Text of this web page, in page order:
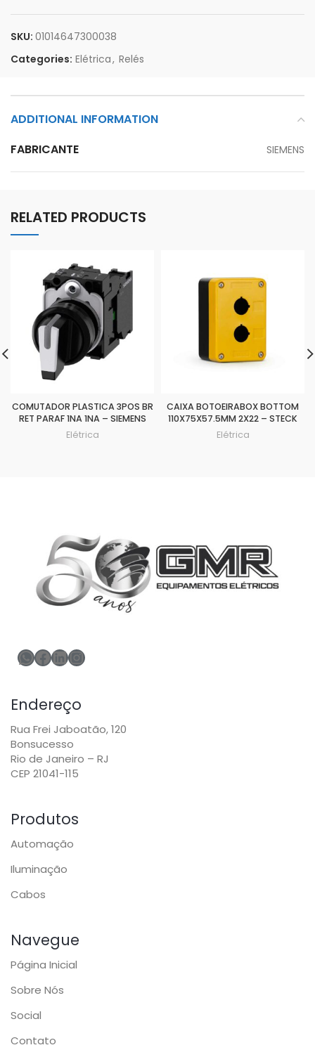
SKU: 01014647300038
Categories: Elétrica, Relés
ADDITIONAL INFORMATION
FABRICANTE
SIEMENS
RELATED PRODUCTS
COMUTADOR PLASTICA 3POS BR
RET PARAF 1NA 1NA – SIEMENS
Elétrica
CAIXA BOTOEIRABOX BOTTOM
110X75X57.5MM 2X22 – STECK
Elétrica
Endereço
Rua Frei Jaboatão, 120
Bonsucesso
Rio de Janeiro – RJ
CEP 21041-115
Produtos
Automação
Iluminação
Cabos
Navegue
Página Inicial
Sobre Nós
Social
Contato